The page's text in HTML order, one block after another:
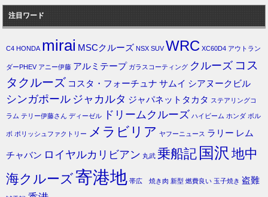
注目ワード
C4 HONDA mirai MSCクルーズ NSX SUV WRC XC60D4 アウトラン
ダーPHEV アニー伊藤 アルミテープ ガラスコーティング クルーズ コス
タクルーズ コスタ・フォーチュナ サムイ シアヌークビル
シンガポール ジャカルタ ジャパネットタカタ ステアリングコ
ラム テリー伊藤さん ディーゼル ドリームクルーズ ハイビーム ホンダ ボル
ボ ポリッシュファクトリー メラビリア ヤフーニュース ラリー レム
チャバン ロイヤルカリビアン 丸武 乗船記 国沢 地中
海クルーズ寄港地 帯広 焼き肉 新型 燃費良い 玉子焼き 盗難